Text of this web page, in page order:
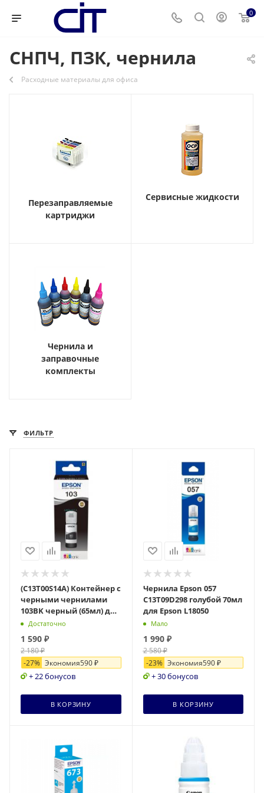
0
СНПЧ, ПЗК, чернила
Расходные материалы для офиса
Перезаправляемые
картриджи
Сервисные жидкости
Чернила и
заправочные
комплекты
ФИЛЬТР
(C13T00S14A) Контейнер с
черными чернилами
103BK черный (65мл) для
Epson L3100/3110/3150
Достаточно
1 590 ₽
2 180₽
-27% Экономия590₽
+ 22 бонусов
В КОРЗИНУ
Чернила Epson 057
C13T09D298 голубой 70мл
для Epson L18050
Мало
1 990₽
2 580₽
-23% Экономия590₽
+ 30 бонусов
В КОРЗИНУ